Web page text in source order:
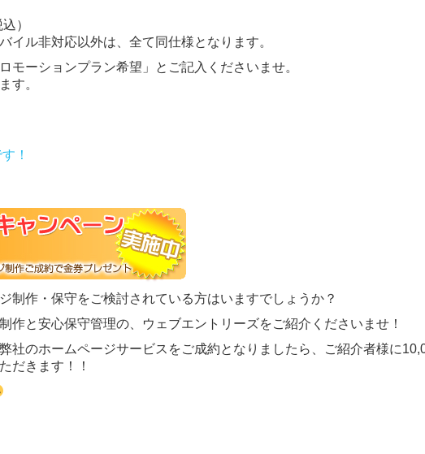
）
ル非対応以外は、全て同仕様となります。
モーションプラン希望」とご記入くださいませ。
す。
！
制作・保守をご検討されている方はいますでしょうか？
作と安心保守管理の、ウェブエントリーズをご紹介くださいませ！
社のホームページサービスをご成約となりましたら、ご紹介者様に
だきます！！